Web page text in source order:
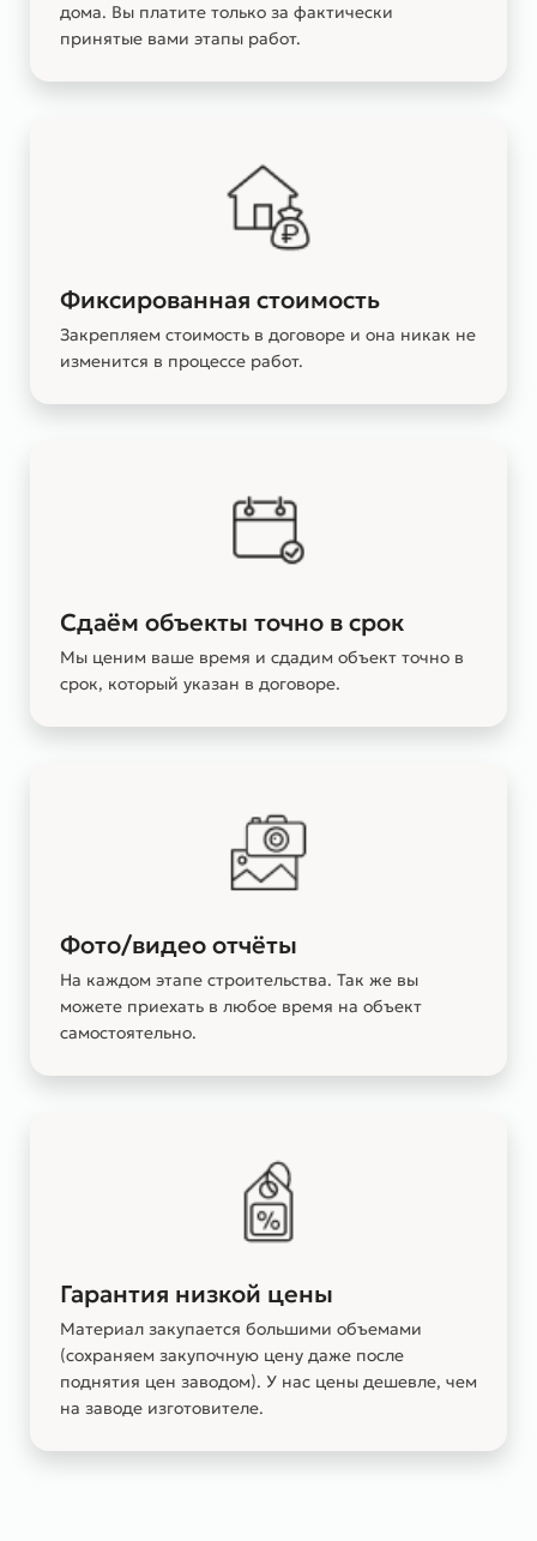
дома. Вы платите только за фактически
принятые вами этапы работ.
Фиксированная стоимость
Закрепляем стоимость в договоре и она никак не
изменится в процессе работ.
Сдаём объекты точно в срок
Мы ценим ваше время и сдадим объект точно в
срок, который указан в договоре.
Фото/видео отчёты
На каждом этапе строительства. Так же вы
можете приехать в любое время на объект
самостоятельно.
Гарантия низкой цены
Материал закупается большими объемами
(сохраняем закупочную цену даже после
поднятия цен заводом). У нас цены дешевле, чем
на заводе изготовителе.